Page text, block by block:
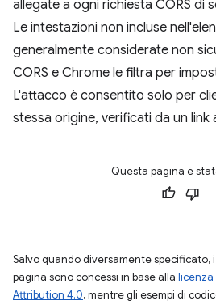
allegate a ogni richiesta CORS di
Le intestazioni non incluse
generalmente considerate non
CORS e Chrome le filtra per
L'attacco è consentito solo per
stessa origine, verificati da un link
Questa pagina è
Salvo quando diversamente specificato,
pagina sono concessi in base alla licenza
Attribution 4.0, mentre gli esempi di